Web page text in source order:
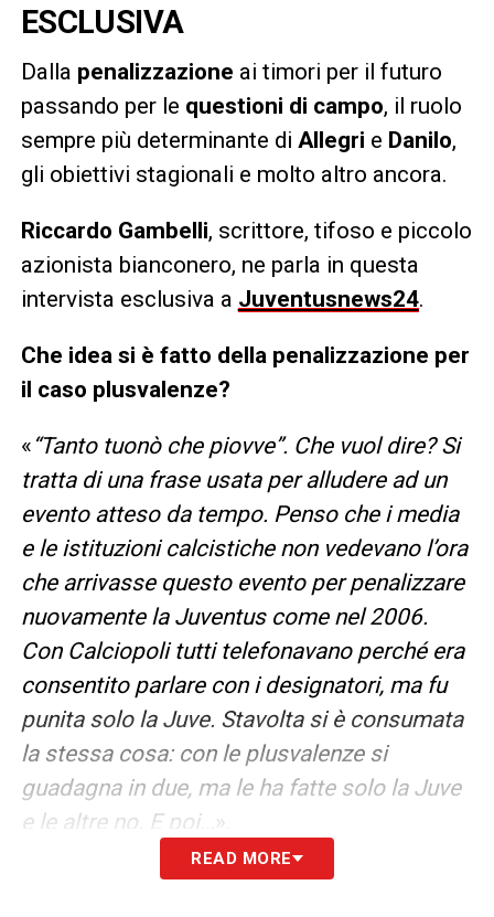
ESCLUSIVA
Dalla penalizzazione ai timori per il futuro
passando per le questioni di campo, il ruolo
sempre più determinante di Allegri e Danilo,
gli obiettivi stagionali e molto altro ancora.
Riccardo Gambelli, scrittore, tifoso e piccolo
azionista bianconero, ne parla in questa
intervista esclusiva a Juventusnews24.
Che idea si è fatto della penalizzazione per
il caso plusvalenze?
« “Tanto tuonò che piovve”. Che vuol dire? Si
tratta di una frase usata per alludere ad un
evento atteso da tempo. Penso che i media
e le istituzioni calcistiche non vedevano l’ora
che arrivasse questo evento per penalizzare
nuovamente la Juventus come nel 2006.
Con Calciopoli tutti telefonavano perché era
consentito parlare con i designatori, ma fu
punita solo la Juve. Stavolta si è consumata
la stessa cosa: con le plusvalenze si
guadagna in due, ma le ha fatte solo la Juve
e le altre no. E poi… ».
READ MORE